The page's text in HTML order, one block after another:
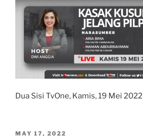
Dua Sisi TvOne, Kamis, 19 Mei 2022
POSTED
MAY 17, 2022